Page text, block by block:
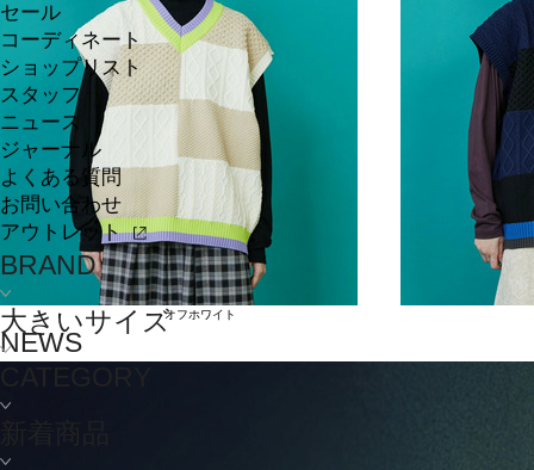
セール
コーディネート
ショップリスト
スタッフ
ニュース
ジャーナル
よくある質問
お問い合わせ
アウトレット
BRAND
大きいサイズ
CATEGORY
オフホワイト
NEWS